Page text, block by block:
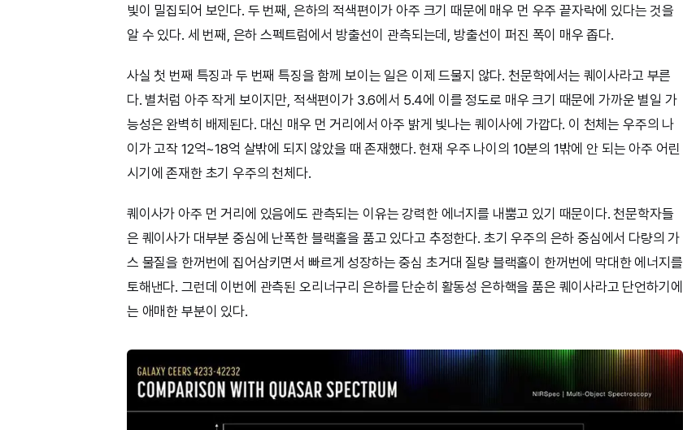
빛이 밀집되어 보인다. 두 번째, 은하의 적색편이가 아주 크기 때문에 매우 먼 우주 끝자락에 있다는 것을
알 수 있다. 세 번째, 은하 스펙트럼에서 방출선이 관측되는데, 방출선이 퍼진 폭이 매우 좁다.
사실 첫 번째 특징과 두 번째 특징을 함께 보이는 일은 이제 드물지 않다. 천문학에서는 퀘이사라고 부른
다. 별처럼 아주 작게 보이지만, 적색편이가 3.6에서 5.4에 이를 정도로 매우 크기 때문에 가까운 별일 가
능성은 완벽히 배제된다. 대신 매우 먼 거리에서 아주 밝게 빛나는 퀘이사에 가깝다. 이 천체는 우주의 나
이가 고작 12억~18억 살밖에 되지 않았을 때 존재했다. 현재 우주 나이의 10분의 1밖에 안 되는 아주 어린
시기에 존재한 초기 우주의 천체다.
퀘이사가 아주 먼 거리에 있음에도 관측되는 이유는 강력한 에너지를 내뿜고 있기 때문이다. 천문학자들
은 퀘이사가 대부분 중심에 난폭한 블랙홀을 품고 있다고 추정한다. 초기 우주의 은하 중심에서 다량의 가
스 물질을 한꺼번에 집어삼키면서 빠르게 성장하는 중심 초거대 질량 블랙홀이 한꺼번에 막대한 에너지를
토해낸다. 그런데 이번에 관측된 오리너구리 은하를 단순히 활동성 은하핵을 품은 퀘이사라고 단언하기에
는 애매한 부분이 있다.